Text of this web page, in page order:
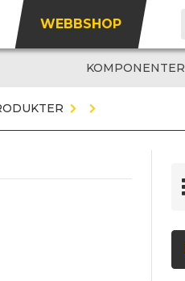
WEBBSHOP
KOMPONENTER